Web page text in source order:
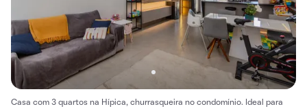
Casa com 3 quartos na Hípica, churrasqueira no condomínio. Ideal para